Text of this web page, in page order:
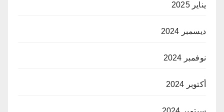
يناير 2025
ديسمبر 2024
نوفمبر 2024
أكتوبر 2024